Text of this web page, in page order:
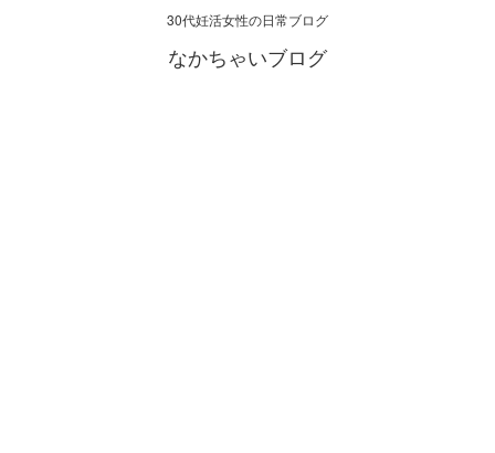
30代妊活女性の日常ブログ
なかちゃいブログ